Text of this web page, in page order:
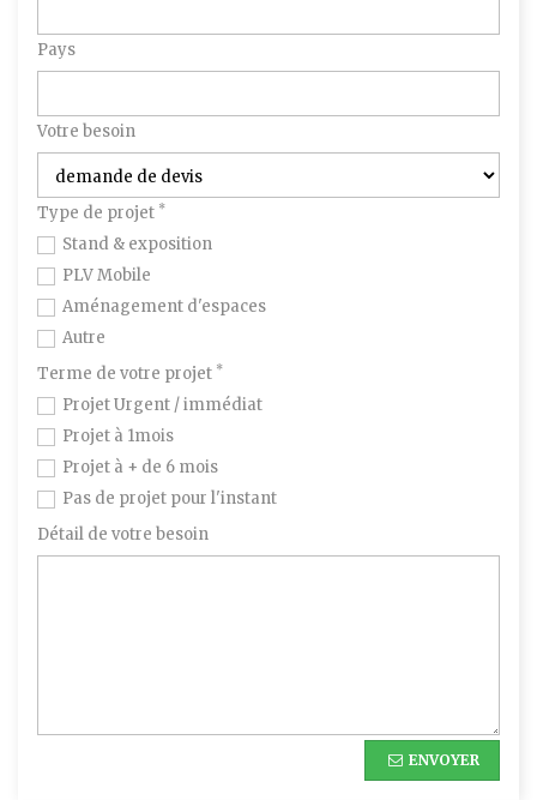
Pays
Votre besoin
Type de projet *
Stand & exposition
PLV Mobile
Aménagement d'espaces
Autre
Terme de votre projet *
Projet Urgent / immédiat
Projet à 1mois
Projet à + de 6 mois
Pas de projet pour l'instant
Détail de votre besoin
ENVOYER